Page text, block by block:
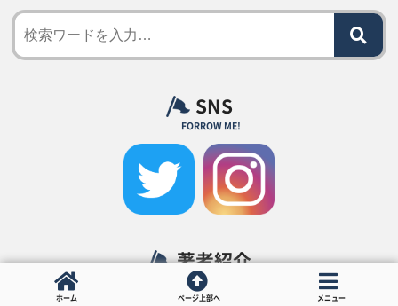
SNS
FORROW ME!
著者紹介
PROFILE
ホーム ページ上部へ メニュー